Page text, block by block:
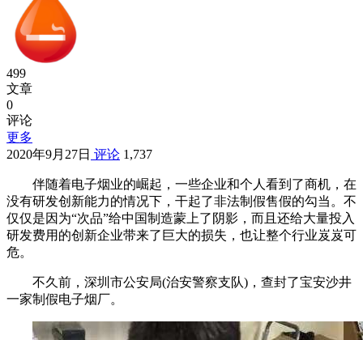
499
文章
0
评论
更多
2020年9月27日 评论 1,737
伴随着电子烟业的崛起，一些企业和个人看到了商机，在
没有研发创新能力的情况下，干起了非法制假售假的勾当。不
仅仅是因为“次品”给中国制造蒙上了阴影，而且还给大量投入
研发费用的创新企业带来了巨大的损失，也让整个行业岌岌可
危。
不久前，深圳市公安局(治安警察支队)，查封了宝安沙井
一家制假电子烟厂。